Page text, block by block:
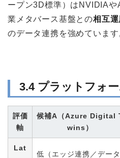
ープン3D標準）はNVIDIA
業メタバース基盤との相互運
のデータ連携を強めています
3.4 プラットフォ
評価
軸
候補A（Azure Digital
wins）
Lat
低（エッジ連携／データ